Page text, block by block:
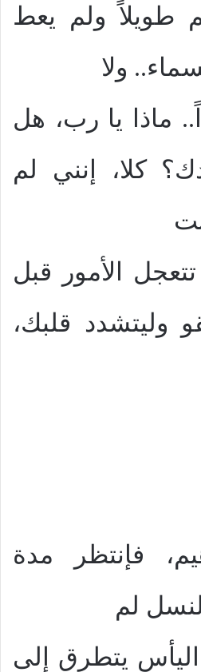
طويلاً ولم يعط
ولا
ماذا يا رب، هل
كلا، إنني لم
الأمور قبل
وليتشدد قلبك،
فإنتظر مدة
لم
يتطرق إلى